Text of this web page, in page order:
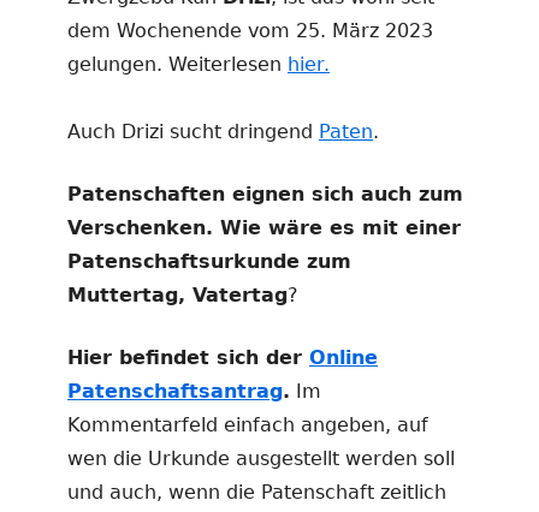
dem Wochenende vom 25. März 2023
gelungen. Weiterlesen hier.
Auch Drizi sucht dringend Paten.
Patenschaften eignen sich auch zum
Verschenken. Wie wäre es mit einer
Patenschaftsurkunde zum
Muttertag, Vatertag?
Hier befindet sich der Online
Patenschaftsantrag. Im
Kommentarfeld einfach angeben, auf
wen die Urkunde ausgestellt werden soll
und auch, wenn die Patenschaft zeitlich